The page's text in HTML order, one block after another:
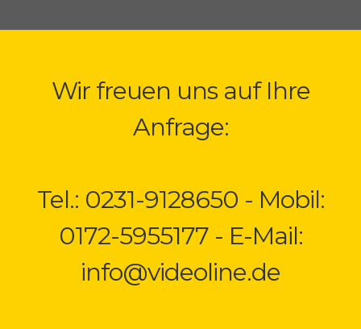
Wir freuen uns auf Ihre
Anfrage:
Tel.: 0231-9128650 - Mobil:
0172-5955177 - E-Mail:
info@videoline.de